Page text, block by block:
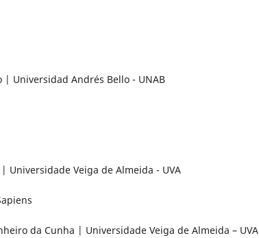
| Universidad Andrés Bello - UNAB
Universidade Veiga de Almeida - UVA
da Cunha | Universidade Veiga de Almeida – UVA